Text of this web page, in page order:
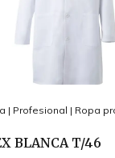
| Profesional | Ropa
BLANCA T/46